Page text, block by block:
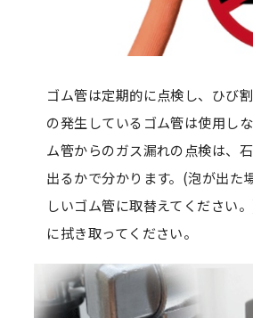
ゴム管は定期的に点検し、ひび
の発生しているゴム管は使用し
ム管からのガス漏れの点検は、
出るかで分かります。(泡が出た
しいゴム管に取替えてください
に拭き取ってください。